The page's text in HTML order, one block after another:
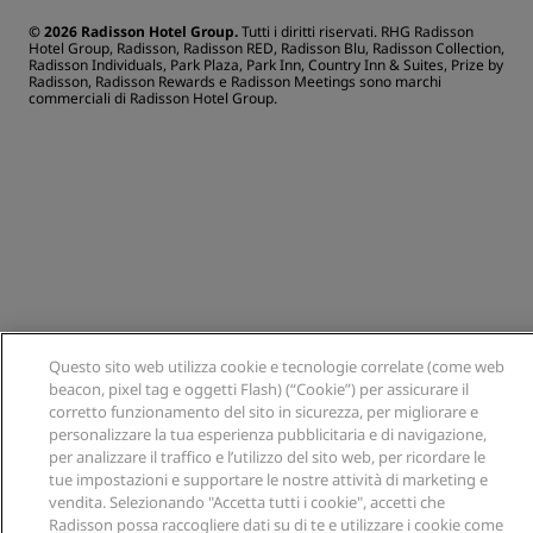
© 2026 Radisson Hotel Group.Tutti i diritti riservati. RHG Radisson
Hotel Group, Radisson, Radisson RED, Radisson Blu, Radisson Collection,
Radisson Individuals, Park Plaza, Park Inn, Country Inn & Suites, Prize by
Radisson, Radisson Rewards e Radisson Meetings sono marchi
commerciali di Radisson Hotel Group.
Questo sito web utilizza cookie e tecnologie correlate (come web
beacon, pixel tag e oggetti Flash) (“Cookie”) per assicurare il
corretto funzionamento del sito in sicurezza, per migliorare e
personalizzare la tua esperienza pubblicitaria e di navigazione,
per analizzare il traffico e l’utilizzo del sito web, per ricordare le
tue impostazioni e supportare le nostre attività di marketing e
vendita. Selezionando "Accetta tutti i cookie", accetti che
Radisson possa raccogliere dati su di te e utilizzare i cookie come